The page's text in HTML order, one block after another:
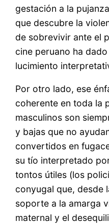
gestación a la
que descubre la
de sobrevivir ante el
cine peruano ha
lucimiento
Por otro lado, ese
coherente en toda la
masculinos son
y bajas que no
convertidos en
su tío interpretado
tontos útiles (los
conyugal que, desde
soporte a la amarga
maternal y el